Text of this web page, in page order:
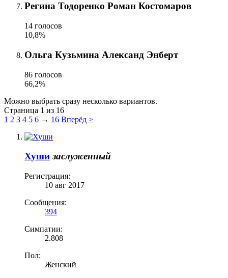
Регина Тодоренко Роман Костомаров
14 голосов
10,8%
Ольга Кузьмина Александ Энберт
86 голосов
66,2%
Можно выбрать сразу несколько вариантов.
Страница 1 из 16
1 2 3 4 5 6 → 16 Вперёд >
Хуши заслуженный
Регистрация:
10 авг 2017
Сообщения:
394
Симпатии:
2.808
Пол:
Женский